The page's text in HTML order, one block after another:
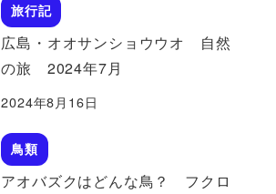
旅行記
広島・オオサンショウウオ 自然
の旅 2024年7月
2024年8月16日
鳥類
アオバズクはどんな鳥？ フクロ